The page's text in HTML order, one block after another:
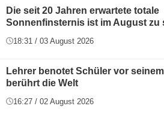
Die seit 20 Jahren erwartete totale
Sonnenfinsternis ist im August zu
18:31 / 03 August 2026
Lehrer benotet Schüler vor
berührt die Welt
16:27 / 02 August 2026